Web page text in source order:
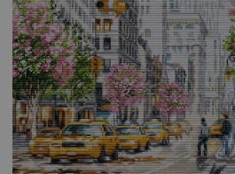
会員規約について
特定商取引法について
個人情報取り扱いについて